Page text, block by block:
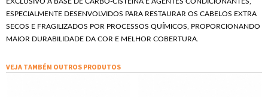
ESPECIALMENTE DESENVOLVIDOS PARA RESTAURAR OS CABELOS EXTRA
SECOS E FRAGILIZADOS POR PROCESSOS QUÍMICOS, PROPORCIONANDO
MAIOR DURABILIDADE DA COR E MELHOR COBERTURA.
VEJA TAMBÉM OUTROS PRODUTOS